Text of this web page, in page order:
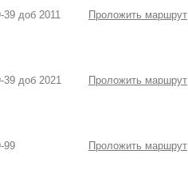
39 доб 2011 Проложить маршрут
39 доб 2021 Проложить маршрут
99 Проложить маршрут